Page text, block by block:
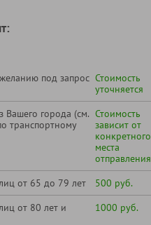
под запрос Стоимость
уточняется
Вашего города (см.
транспортному
Стоимость
зависит от
конкретного
места
отправления
от 65 до 79 лет
500 руб.
от 80 лет и
1000 руб.